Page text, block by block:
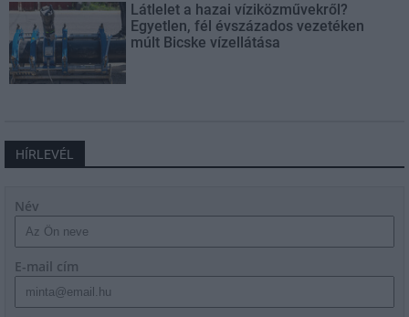
Látlelet a hazai víziközművekről?
Egyetlen, fél évszázados vezetéken
múlt Bicske vízellátása
HÍRLEVÉL
Név
E-mail cím